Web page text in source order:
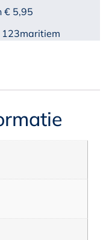
€ 5,95